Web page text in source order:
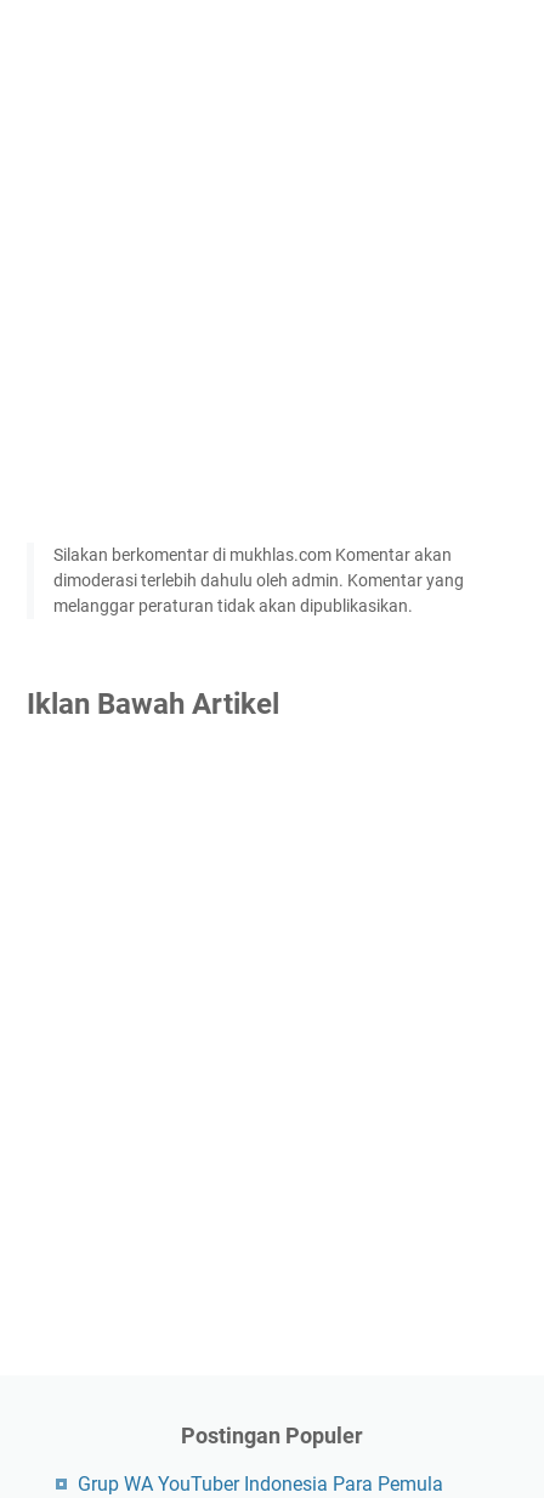
Silakan berkomentar di mukhlas.com Komentar akan
dimoderasi terlebih dahulu oleh admin. Komentar yang
melanggar peraturan tidak akan dipublikasikan.
Iklan Bawah Artikel
Postingan Populer
Grup WA YouTuber Indonesia Para Pemula